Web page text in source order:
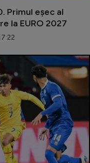
Primul eșec al
la EURO 2027